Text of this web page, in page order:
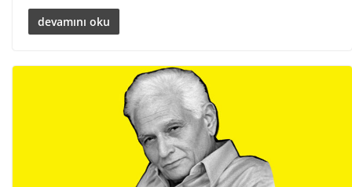
devamını oku